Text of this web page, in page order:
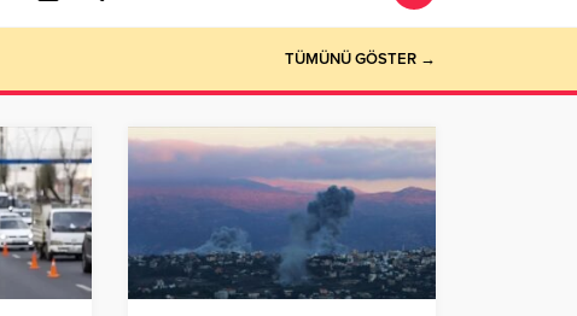
TÜMÜNÜ GÖSTER →